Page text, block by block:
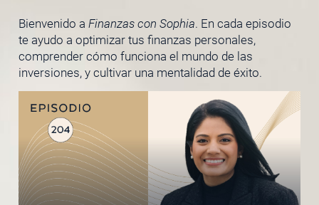
Bienvenido a Finanzas con Sophia. En cada episodio
te ayudo a optimizar tus finanzas personales,
comprender cómo funciona el mundo de las
inversiones, y cultivar una mentalidad de éxito.